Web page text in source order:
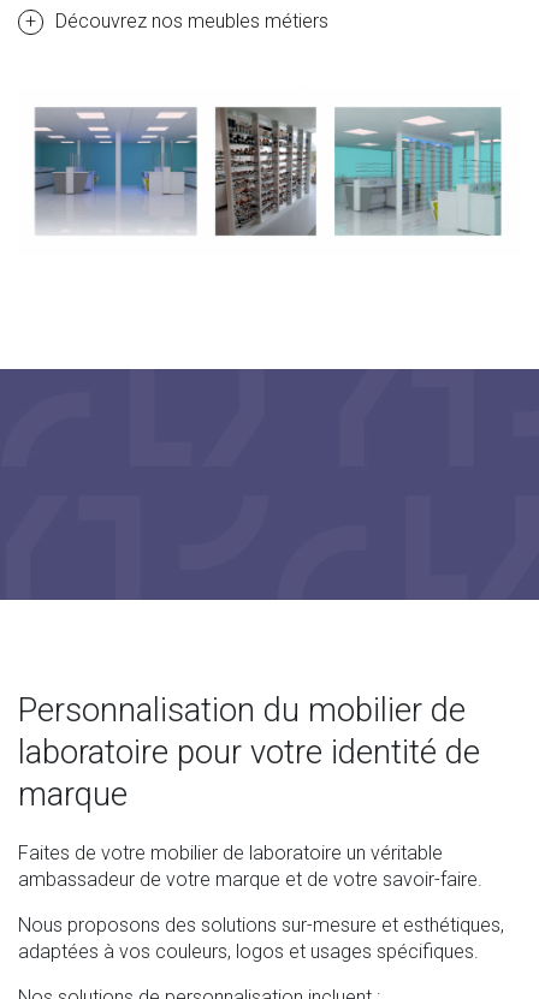
Découvrez nos meubles métiers
Personnalisation du mobilier de
laboratoire pour votre identité de
marque
Faites de votre mobilier de laboratoire un véritable
ambassadeur de votre marque et de votre savoir-faire.
Nous proposons des solutions sur-mesure et esthétiques,
adaptées à vos couleurs, logos et usages spécifiques.